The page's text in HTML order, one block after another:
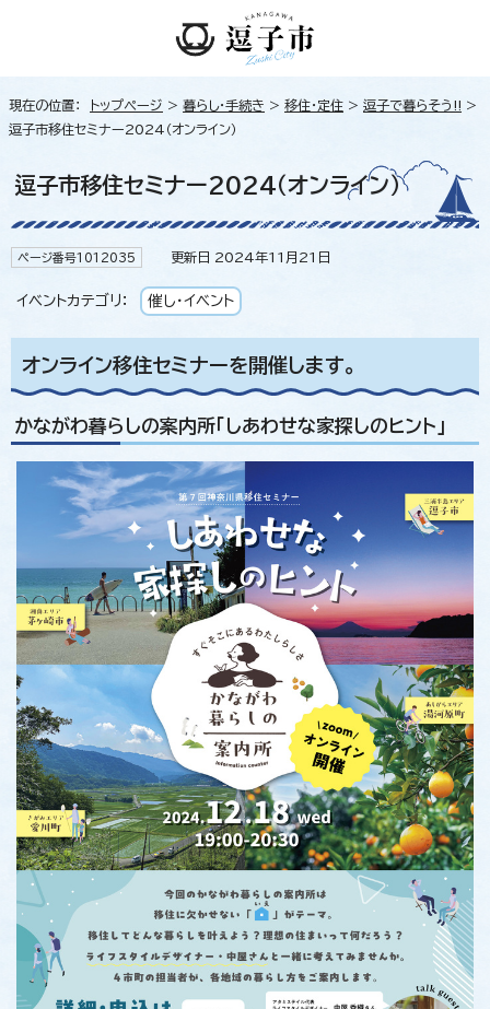
現在の位置： トップページ > 暮らし・手続き > 移住・定住 > 逗子で暮らそう!! >
逗子市移住セミナー2024（オンライン）
逗子市移住セミナー2024（オンライン）
ページ番号1012035 更新日 2024年11月21日
イベントカテゴリ： 催し・イベント
オンライン移住セミナーを開催します。
かながわ暮らしの案内所「しあわせな家探しのヒント」